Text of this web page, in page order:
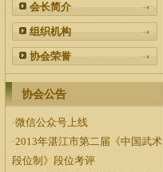
会长简介
组织机构
协会荣誉
协会公告
·微信公众号上线
·2013年湛江市第二届《中国武术
段位制》段位考评